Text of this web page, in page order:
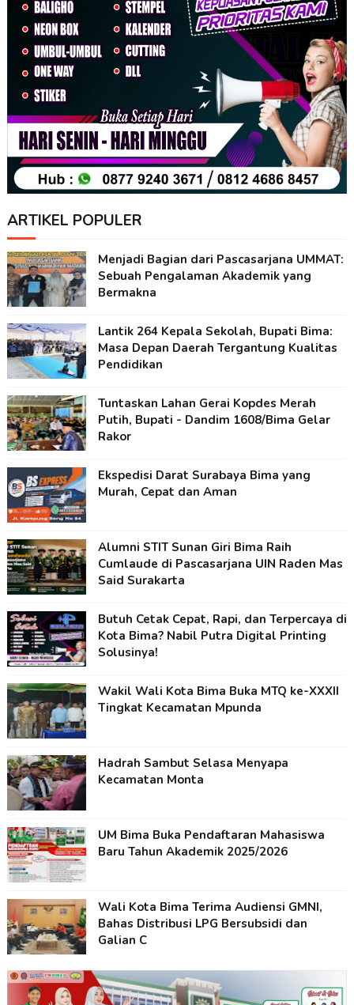
ARTIKEL POPULER
Menjadi Bagian dari Pascasarjana UMMAT:
Sebuah Pengalaman Akademik yang
Bermakna
Lantik 264 Kepala Sekolah, Bupati Bima:
Masa Depan Daerah Tergantung Kualitas
Pendidikan
Tuntaskan Lahan Gerai Kopdes Merah
Putih, Bupati - Dandim 1608/Bima Gelar
Rakor
Ekspedisi Darat Surabaya Bima yang
Murah, Cepat dan Aman
Alumni STIT Sunan Giri Bima Raih
Cumlaude di Pascasarjana UIN Raden Mas
Said Surakarta
Butuh Cetak Cepat, Rapi, dan Terpercaya di
Kota Bima? Nabil Putra Digital Printing
Solusinya!
Wakil Wali Kota Bima Buka MTQ ke-XXXII
Tingkat Kecamatan Mpunda
Hadrah Sambut Selasa Menyapa
Kecamatan Monta
UM Bima Buka Pendaftaran Mahasiswa
Baru Tahun Akademik 2025/2026
Wali Kota Bima Terima Audiensi GMNI,
Bahas Distribusi LPG Bersubsidi dan
Galian C